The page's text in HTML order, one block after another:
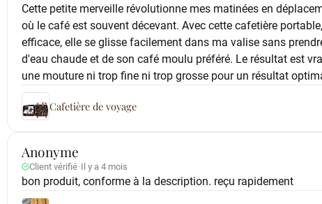
Cette petite merveille révolutionne mes matinées en
où le café est souvent décevant. Avec cette cafetière
efficace, elle se glisse facilement dans ma valise sans
d'eau chaude et de son café moulu préféré. Le résultat est
une mouture ni trop fine ni trop grosse pour un résultat
Cafetière de voyage
Anonyme
Client vérifié· Il y a 4 mois
bon produit, conforme à la description. reçu rapidement